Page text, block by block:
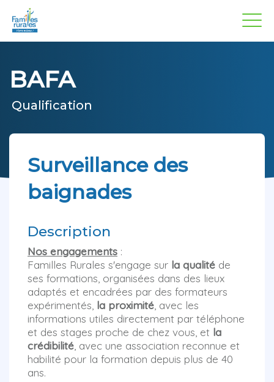
contenu
BAFA
Qualification
Surveillance des
baignades
Description
Nos engagements :
Familles Rurales s'engage sur la qualité de
ses formations, organisées dans des lieux
adaptés et encadrées par des formateurs
expérimentés, la proximité , avec les
informations utiles directement par téléphone
et des stages proche de chez vous, et la
crédibilité , avec une association reconnue et
habilité pour la formation depuis plus de 40
ans.
Panneau de gestion des cookies